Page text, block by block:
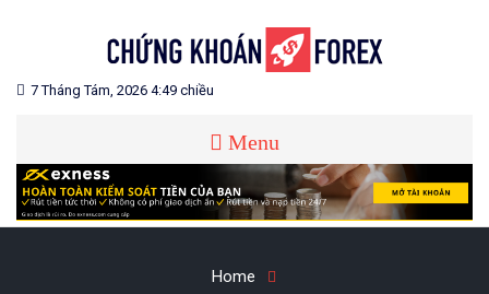
CHỨNG KHOÁN FOREX
Blog chia sẻ về Chứng Khoán và Forex
7 Tháng Tám, 2026 4:49 chiều
Menu
Home